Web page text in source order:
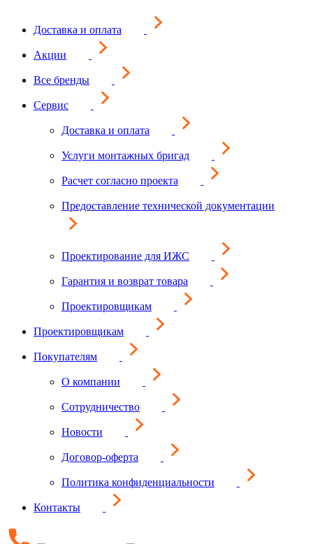
Доставка и оплата
Акции
Все бренды
Сервис
Доставка и оплата
Услуги монтажных бригад
Расчет согласно проекта
Предоставление технической документации
Проектирование для ИЖС
Гарантия и возврат товара
Проектировщикам
Проектировщикам
Покупателям
О компании
Сотрудничество
Новости
Договор-оферта
Политика конфиденциальности
Контакты